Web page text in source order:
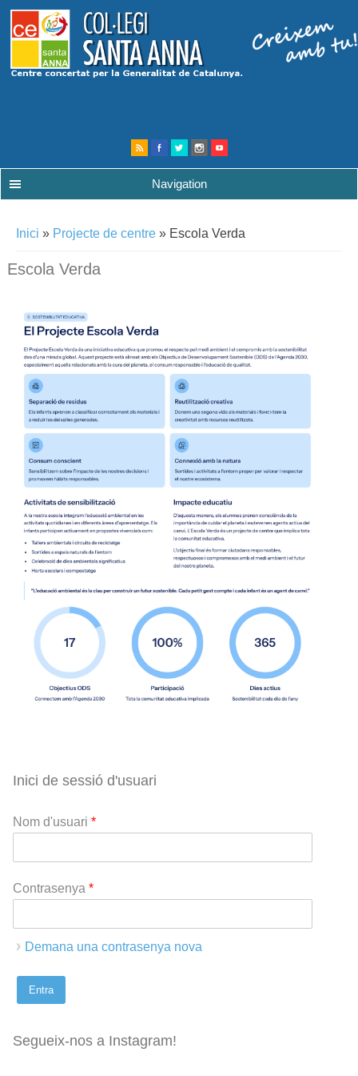
Navigation
Inici » Projecte de centre » Escola Verda
Escola Verda
Inici de sessió d'usuari
Nom d'usuari *
Contrasenya *
Demana una contrasenya nova
Segueix-nos a Instagram!